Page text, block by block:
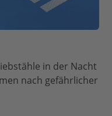
in der Nacht
nach gefährlicher